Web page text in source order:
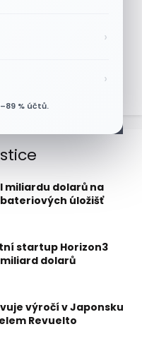
›
›
% účtů.
investoři sázejí
miliardu dolarů na
úložišť
startup Horizon3
dolarů
výročí v Japonsku
Revuelto